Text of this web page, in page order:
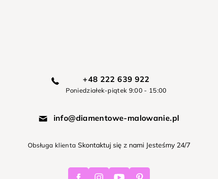
+48 222 639 922
Poniedziałek-piątek 9:00 - 15:00
info@diamentowe-malowanie.pl
Obsługa klienta Skontaktuj się z nami Jesteśmy 24/7
FacebookInstagramYoutube Pinterest